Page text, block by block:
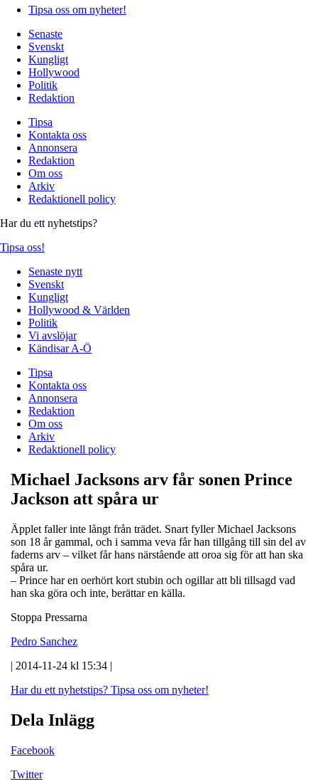
Tipsa oss om nyheter!
Senaste
Svenskt
Kungligt
Hollywood
Politik
Redaktion
Tipsa
Kontakta oss
Annonsera
Redaktion
Om oss
Arkiv
Redaktionell policy
Har du ett nyhetstips?
Tipsa oss!
Senaste nytt
Svenskt
Kungligt
Hollywood & Världen
Politik
Vi avslöjar
Kändisar A-Ö
Tipsa
Kontakta oss
Annonsera
Redaktion
Om oss
Arkiv
Redaktionell policy
Michael Jacksons arv får sonen Prince
Jackson att spåra ur
Äpplet faller inte långt från trädet. Snart fyller Michael Jacksons
son 18 år gammal, och i samma veva får han tillgång till sin del av
faderns arv – vilket får hans närstående att oroa sig för att han ska
spåra ur.
– Prince har en oerhört kort stubin och ogillar att bli tillsagd vad
han ska göra och inte, berättar en källa.
Stoppa Pressarna
Pedro Sanchez
| 2014-11-24 kl 15:34 |
Har du ett nyhetstips? Tipsa oss om nyheter!
Dela Inlägg
Facebook
Twitter